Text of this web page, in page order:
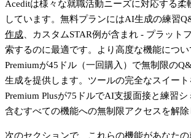
Aceditは様々な就職活動ニーズに対応する柔
しています。 無料プランにはAI生成の練習
作成 、カスタムSTAR例が含まれ - プラット
索するのに最適です。より高度な機能につい
Premiumが45ドル（一回購入）で無制限の
生成を提供します。ツールの完全なスイート
Premium Plusが75ドルでAI支援面接と練習シ
含むすべての機能への無制限アクセスを解除
次のセクションで、これらの機能があなた